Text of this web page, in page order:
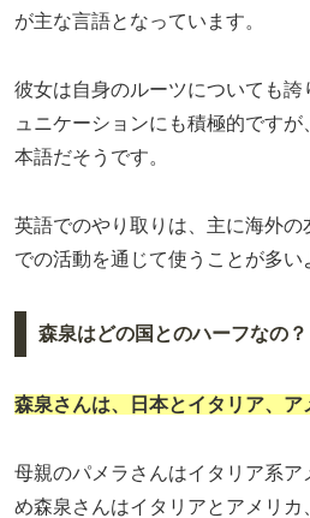
が主な言語となっています。
彼女は自身のルーツについても誇
ュニケーションにも積極的です
本語だそうです。
英語でのやり取りは、主に海外
での活動を通じて使うことが多い
森泉はどの国とのハーフなの？
森泉さんは、日本とイタリア、ア
母親のパメラさんはイタリア系ア
め森泉さんはイタリアとアメリ